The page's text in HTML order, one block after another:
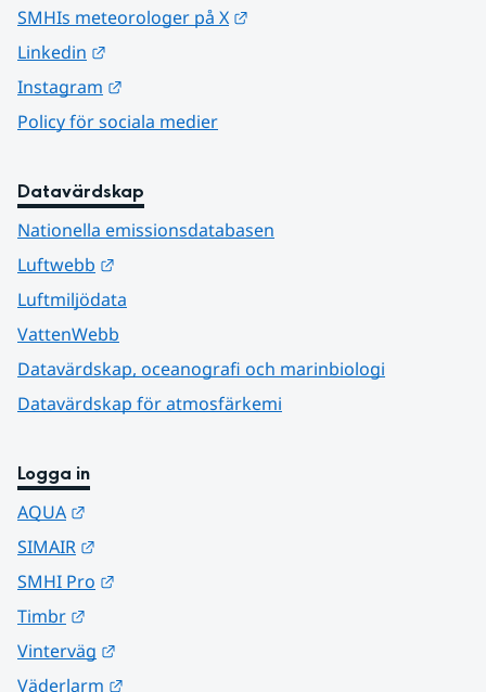
SMHIs meteorologer på X
Linkedin
Instagram
Policy för sociala medier
Datavärdskap
Nationella emissionsdatabasen
Luftwebb
Luftmiljödata
VattenWebb
Datavärdskap, oceanografi och marinbiologi
Datavärdskap för atmosfärkemi
Logga in
AQUA
SIMAIR
SMHI Pro
Timbr
Vinterväg
Väderlarm